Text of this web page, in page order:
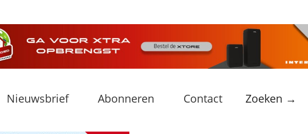
Nieuwsbrief Abonneren Contact Zoeken →